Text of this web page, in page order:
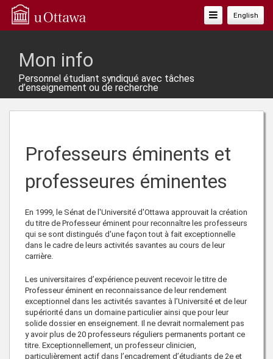
English
Basculer
La
Mon info
Personnel étudiant syndiqué avec tâches
d’enseignement ou de recherche
Professeurs éminents et
professeures éminentes
En 1999, le Sénat de l'Université d'Ottawa approuvait la création
du titre de Professeur éminent pour reconnaître les professeurs
qui se sont distingués d'une façon tout à fait exceptionnelle
dans le cadre de leurs activités savantes au cours de leur
carrière.
Les universitaires d’expérience peuvent recevoir le titre de
Professeur éminent en reconnaissance de leur rendement
exceptionnel dans les activités savantes à l’Université et de leur
supériorité dans un domaine particulier ainsi que pour leur
solide dossier en enseignement. Il ne devrait normalement pas
y avoir plus de 20 professeurs réguliers permanents portant ce
titre. Exceptionnellement, un professeur clinicien,
particulièrement actif dans l’encadrement d’étudiants de 2e et